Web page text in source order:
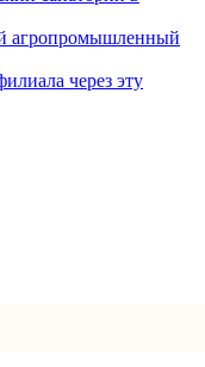
агропромышленный
через эту